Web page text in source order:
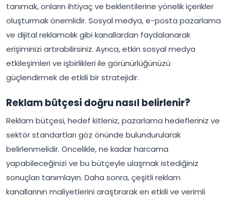
tanımak, onların ihtiyaç ve beklentilerine yönelik içerikler
oluşturmak önemlidir. Sosyal medya, e-posta pazarlama
ve dijital reklamcılık gibi kanallardan faydalanarak
erişiminizi artırabilirsiniz. Ayrıca, etkin sosyal medya
etkileşimleri ve işbirlikleri ile görünürlüğünüzü
güçlendirmek de etkili bir stratejidir.
Reklam bütçesi doğru nasıl belirlenir?
Reklam bütçesi, hedef kitleniz, pazarlama hedefleriniz ve
sektör standartları göz önünde bulundurularak
belirlenmelidir. Öncelikle, ne kadar harcama
yapabileceğinizi ve bu bütçeyle ulaşmak istediğiniz
sonuçları tanımlayın. Daha sonra, çeşitli reklam
kanallarının maliyetlerini araştırarak en etkili ve verimli